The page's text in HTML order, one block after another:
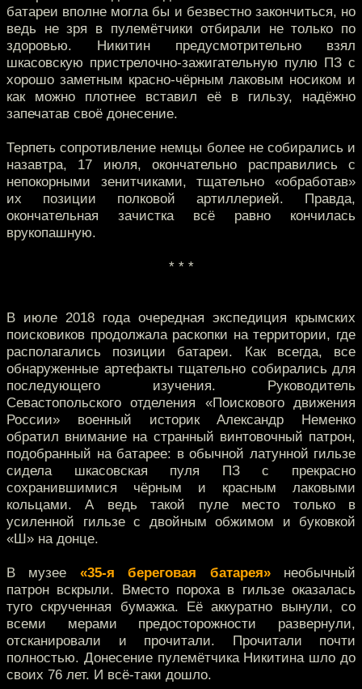
батареи вполне могла бы и безвестно закончиться, но
ведь не зря в пулемётчики отбирали не только по
здоровью. Никитин предусмотрительно взял
шкасовскую пристрелочно-зажигательную пулю ПЗ с
хорошо заметным красно-чёрным лаковым носиком и
как можно плотнее вставил её в гильзу, надёжно
запечатав своё донесение.
Терпеть сопротивление немцы более не собирались и
назавтра, 17 июля, окончательно расправились с
непокорными зенитчиками, тщательно «обработав»
их позиции полковой артиллерией. Правда,
окончательная зачистка всё равно кончилась
врукопашную.
* * *
В июле 2018 года очередная экспедиция крымских
поисковиков продолжала раскопки на территории, где
располагались позиции батареи. Как всегда, все
обнаруженные артефакты тщательно собирались для
последующего изучения. Руководитель
Севастопольского отделения «Поискового движения
России» военный историк Александр Неменко
обратил внимание на странный винтовочный патрон,
подобранный на батарее: в обычной латунной гильзе
сидела шкасовская пуля ПЗ с прекрасно
сохранившимися чёрным и красным лаковыми
кольцами. А ведь такой пуле место только в
усиленной гильзе с двойным обжимом и буковкой
«Ш» на донце.
В музее «35-я береговая батарея»необычный
патрон вскрыли. Вместо пороха в гильзе оказалась
туго скрученная бумажка. Её аккуратно вынули, со
всеми мерами предосторожности развернули,
отсканировали и прочитали. Прочитали почти
полностью. Донесение пулемётчика Никитина шло до
своих 76 лет. И всё-таки дошло.